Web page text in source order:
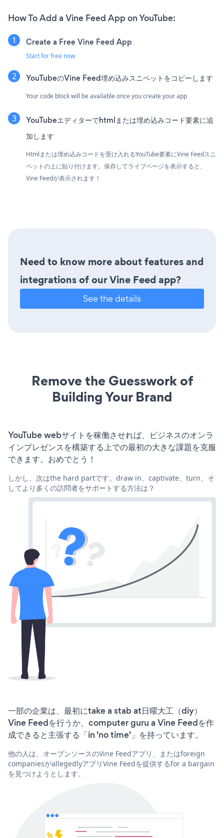
How To Add a Vine Feed App on YouTube:
Create a Free Vine Feed App
Start for free now
YouTubeのVine Feed埋め込みスニペットをコピーします
Your code block will be available once you create your app
YouTubeエディターでhtmlまたは埋め込みコード要素に追
加します
Htmlまたは埋め込みコードを受け入れるYouTube要素にVine Feedスニ
ペットの上に貼り付けます。保存してライブページを表示すると、
Vine Feedが表示されます！
Need to know more about features and
integrations of our Vine Feed app?
See the details
Remove the Guesswork of
Building Your Brand
YouTube webサイトを稼働させれば、ビジネスのオンラ
インプレゼンスを構築する上での最初の大きな課題を克服
できます。おめでとう！
しかし、次はthe hard partです。draw in、captivate、turn、そ
してより多くの訪問者をサポートする方法は？
一部の企業は、最初にtake a stab at日曜大工（diy）
Vine Feedを行うか、computer guru a Vine Feedを作
成できると主張する「in 'no time'」を持っています。
他の人は、オープンソースのVine Feedアプリ、またはforeign
companiesがallegedlyアプリVine Feedを提供するfor a bargain
を見つけようとします。